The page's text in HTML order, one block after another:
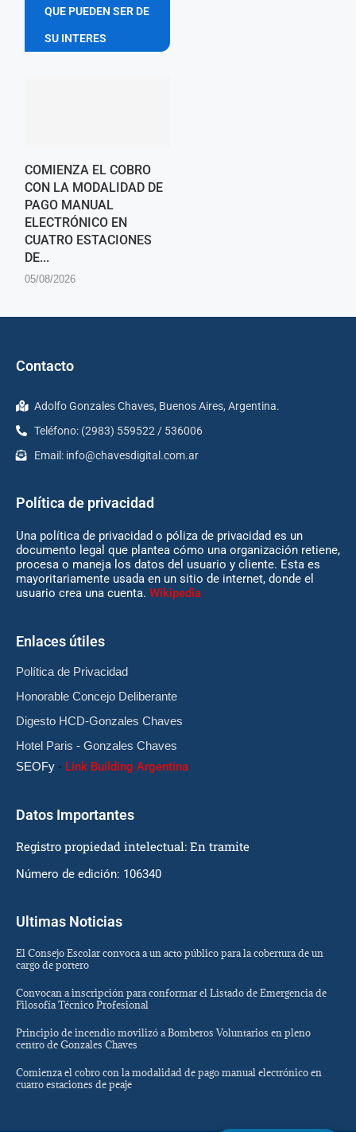
QUE PUEDEN SER DE
SU INTERES
COMIENZA EL COBRO
CON LA MODALIDAD DE
PAGO MANUAL
ELECTRÓNICO EN
CUATRO ESTACIONES
DE...
05/08/2026
Contacto
Adolfo Gonzales Chaves, Buenos Aires, Argentina.
Teléfono: (2983) 559522 / 536006
Email: info@chavesdigital.com.ar
Política de privacidad
Una política de privacidad o póliza de privacidad es un
documento legal que plantea cómo una organización retiene,
procesa o maneja los datos del usuario y cliente. Esta es
mayoritariamente usada en un sitio de internet, donde el
usuario crea una cuenta. Wikipedia
Enlaces útiles
Política de Privacidad
Honorable Concejo Deliberante
Digesto HCD-Gonzales Chaves
Hotel Paris - Gonzales Chaves
SEOFy - Link Building Argentina
Datos Importantes
Registro propiedad intelectual: En tramite
Número de edición: 106340
Ultimas Noticias
El Consejo Escolar convoca a un acto público para la cobertura de un
cargo de portero
Convocan a inscripción para conformar el Listado de Emergencia de
Filosofía Técnico Profesional
Principio de incendio movilizó a Bomberos Voluntarios en pleno
centro de Gonzales Chaves
Comienza el cobro con la modalidad de pago manual electrónico en
cuatro estaciones de peaje